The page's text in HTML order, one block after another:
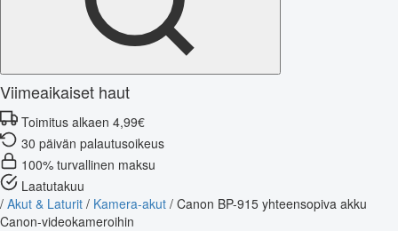
Viimeaikaiset haut
Toimitus alkaen 4,99€
30 päivän palautusoikeus
100% turvallinen maksu
Laatutakuu
/ Akut & Laturit / Kamera-akut / Canon BP-915 yhteensopiva akku
Canon-videokameroihin